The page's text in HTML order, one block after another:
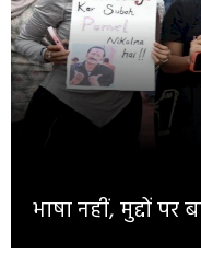
Opinion
Health & Lifestyle
Photo Gallery
भाषा नहीं, मुद्दों पर